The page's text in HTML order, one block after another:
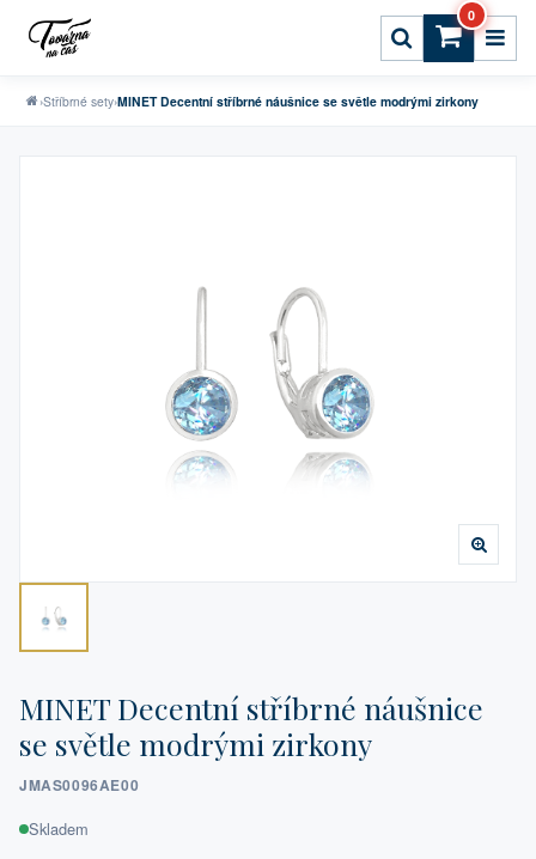
0
›Stříbrné sety›MINET Decentní stříbrné náušnice se světle modrými zirkony
MINET Decentní stříbrné náušnice
se světle modrými zirkony
JMAS0096AE00
Skladem